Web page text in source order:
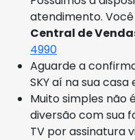
atendimento.
Central de
4990
Aguarde a
SKY aí na sua
Muito simples não
diversão com sua
TV por assinatura